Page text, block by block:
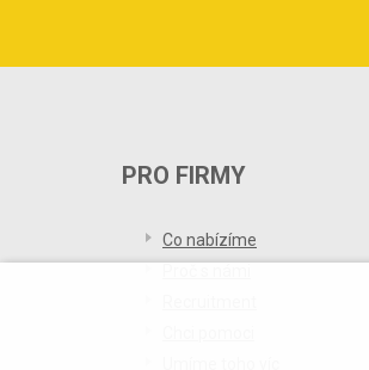
PRO FIRMY
Co nabízíme